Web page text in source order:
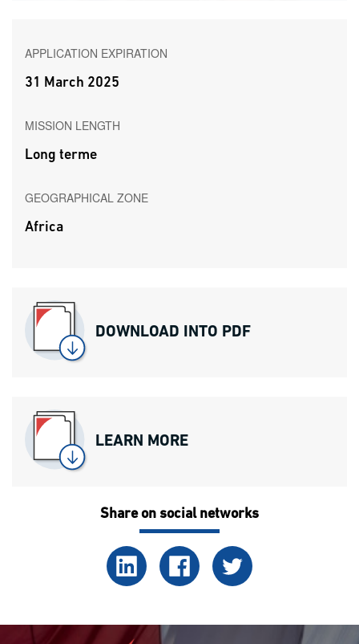
APPLICATION EXPIRATION
31 March 2025
MISSION LENGTH
Long terme
GEOGRAPHICAL ZONE
Africa
DOWNLOAD INTO PDF
LEARN MORE
Share on social networks